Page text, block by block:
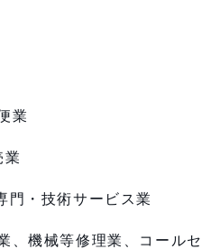
業
業
門・技術サービス業
、機械等修理業、コールセ